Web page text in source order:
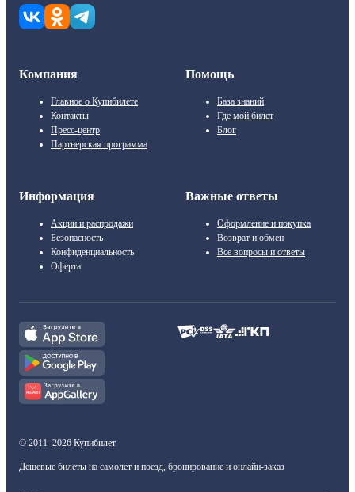
Компания
Главное о Купибилете
Контакты
Пресс-центр
Партнерская программа
Помощь
База знаний
Где мой билет
Блог
Информация
Акции и распродажи
Безопасность
Конфиденциальность
Оферта
Важные ответы
Оформление и покупка
Возврат и обмен
Все вопросы и ответы
© 2011–2026 Купибилет
Дешевые билеты на самолет и поезд, бронирование и онлайн-заказ